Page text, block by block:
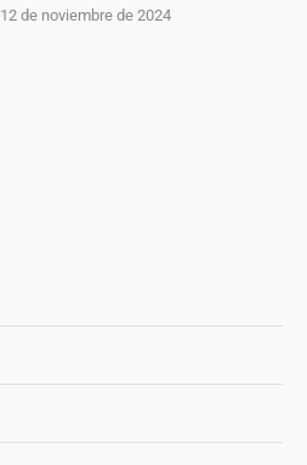
12 de noviembre de 2024